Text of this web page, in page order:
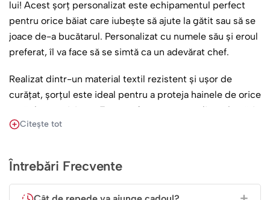
lui! Acest șorț personalizat este echipamentul perfect
pentru orice băiat care iubește să ajute la gătit sau să se
joace de-a bucătarul. Personalizat cu numele său și eroul
preferat, îl va face să se simtă ca un adevărat chef.
Realizat dintr-un material textil rezistent și ușor de
curățat, șorțul este ideal pentru a proteja hainele de orice
pată de creativitate. Este perfect pentru ateliere de gătit,
pentru ajutor în bucătărie sau pentru activități de pictură.
gătit și pentru a transforma timpul petrecut în bucătărie
într-o aventură distractivă și personalizată.
Citește tot
Întrebări Frecvente